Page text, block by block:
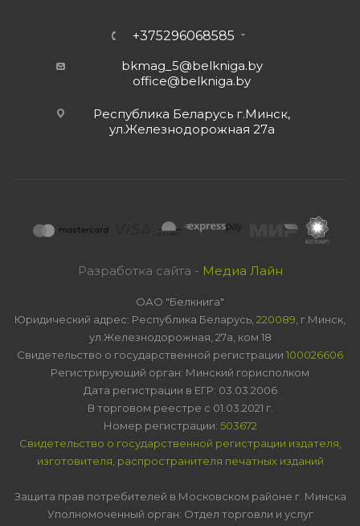
+375296068585
bkmag_5@belkniga.by
office@belkniga.by
Республика Беларусь г.Минск,
ул.Железнодорожная 27а
Разработка сайта - Медиа Лайн
ОАО "Белкнига"
Юридический адрес: Республика Беларусь, 220089 , г.Минск,
ул.Железнодорожная, 27а, ком 18
Свидетельство о государственной регистрации 100026606
Регистрирующий орган: Минский горисполком
Дата регистрации в ЕГР: 03.03.2006
В торговом реестре с 01.03.2021 г.
Номер регистрации: 503672
Свидетельство о государственной регистрации издателя,
изготовителя, распространителя печатных изданий
Защита прав потребителей в Московском районе г. Минска
Уполномоченный орган: Отдел торговли и услуг